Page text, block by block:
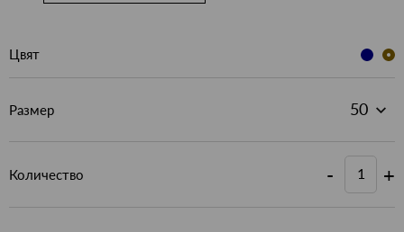
Цвят
Размер
Количество - +